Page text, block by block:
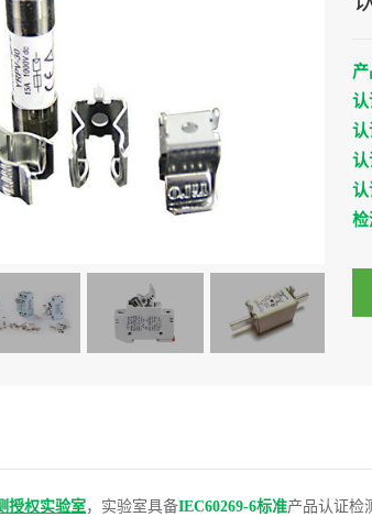
认
认
认
检
授权实验室，实验室具备IEC60269-6标准产品认证检